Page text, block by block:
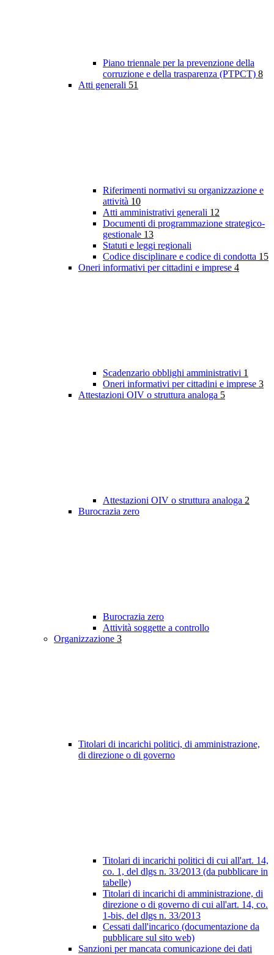
Piano triennale per la prevenzione della
corruzione e della trasparenza (PTPCT) 8
Atti generali 51
Riferimenti normativi su organizzazione e
attività 10
Atti amministrativi generali 12
Documenti di programmazione strategico-
gestionale 13
Statuti e leggi regionali
Codice disciplinare e codice di condotta 15
Oneri informativi per cittadini e imprese 4
Scadenzario obblighi amministrativi 1
Oneri informativi per cittadini e imprese 3
Attestazioni OIV o struttura analoga 5
Attestazioni OIV o struttura analoga 2
Burocrazia zero
Burocrazia zero
Attività soggette a controllo
Organizzazione 3
Titolari di incarichi politici, di amministrazione,
di direzione o di governo
Titolari di incarichi politici di cui all'art. 14,
co. 1, del dlgs n. 33/2013 (da pubblicare in
tabelle)
Titolari di incarichi di amministrazione, di
direzione o di governo di cui all'art. 14, co.
1-bis, del dlgs n. 33/2013
Cessati dall'incarico (documentazione da
pubblicare sul sito web)
Sanzioni per mancata comunicazione dei dati